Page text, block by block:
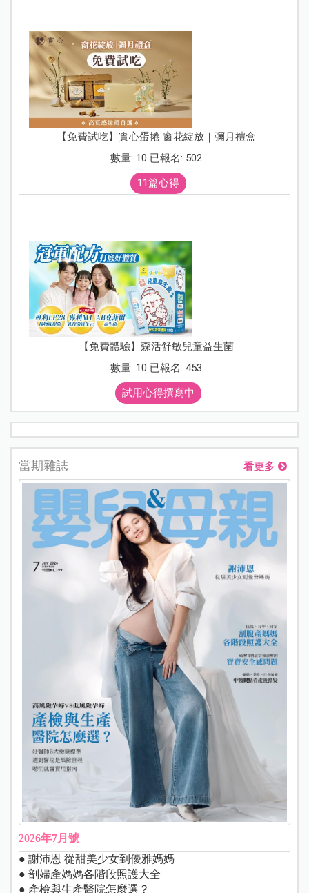
【免費試吃】實心蛋捲 窗花綻放｜彌月禮盒
數量: 10 已報名: 502
11篇心得
【免費體驗】森活舒敏兒童益生菌
數量: 10 已報名: 453
試用心得撰寫中
當期雜誌 看更多
2026年7月號
● 謝沛恩 從甜美少女到優雅媽媽
● 剖婦產媽媽各階段照護大全
● 產檢與生產醫院怎麼選？